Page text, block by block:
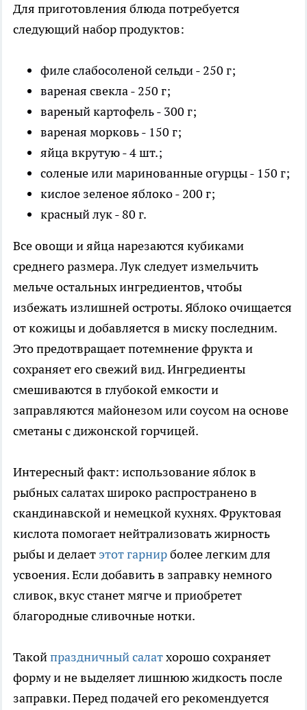
Для приготовления блюда потребуется
следующий набор продуктов:
филе слабосоленой сельди - 250 г;
вареная свекла - 250 г;
вареный картофель - 300 г;
вареная морковь - 150 г;
яйца вкрутую - 4 шт.;
соленые или маринованные огурцы - 150 г;
кислое зеленое яблоко - 200 г;
красный лук - 80 г.
Все овощи и яйца нарезаются кубиками
среднего размера. Лук следует измельчить
мельче остальных ингредиентов, чтобы
избежать излишней остроты. Яблоко очищается
от кожицы и добавляется в миску последним.
Это предотвращает потемнение фрукта и
сохраняет его свежий вид. Ингредиенты
смешиваются в глубокой емкости и
заправляются майонезом или соусом на основе
сметаны с дижонской горчицей.
Интересный факт: использование яблок в
рыбных салатах широко распространено в
скандинавской и немецкой кухнях. Фруктовая
кислота помогает нейтрализовать жирность
рыбы и делает этот гарнирболее легким для
усвоения. Если добавить в заправку немного
сливок, вкус станет мягче и приобретет
благородные сливочные нотки.
Такойпраздничный салатхорошо сохраняет
форму и не выделяет лишнюю жидкость после
заправки. Перед подачей его рекомендуется